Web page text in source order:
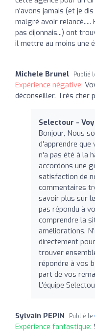
n'avons jamais (et je
malgré avoir relancé.....
pas dijonnais...) ont
il mettre au moins une
Michele Brunel Publié
Expérience négative:
déconseiller. Très cher
Selectour -
Bonjour, Nous
d'apprendre que
n'a pas été à la
accordons une
satisfaction de
commentaires
savoir plus sur
pas répondu à
comprendre la
améliorations.
directement
trouver
répondre à vos
part de vos
L'équipe
Sylvain PEPIN Publié le
Expérience fantastique: